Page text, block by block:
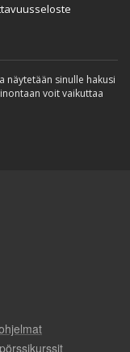
näytetään sinulle hakusi
voit vaikuttaa